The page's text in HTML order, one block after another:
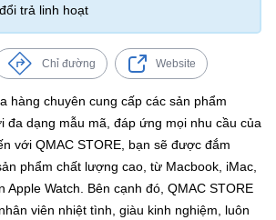
trả linh hoạt
Chỉ đường Website
hàng chuyên cung cấp các sản phẩm
đa dạng mẫu mã, đáp ứng mọi nhu cầu của
với QMAC STORE, bạn sẽ được đắm
phẩm chất lượng cao, từ Macbook, iMac,
Apple Watch. Bên cạnh đó, QMAC STORE
viên nhiệt tình, giàu kinh nghiệm, luôn